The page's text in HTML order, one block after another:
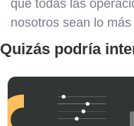
que todas las
nosotros sean lo
Quizás podría